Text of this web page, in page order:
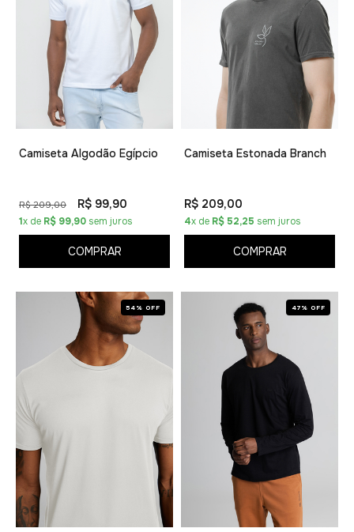
Camiseta Algodão Egípcio
R$ 209,00 R$ 99,90
1x de R$ 99,90 sem juros
COMPRAR
Camiseta Estonada Branch
R$ 209,00
4x de R$ 52,25 sem juros
COMPRAR
54% OFF 47% OFF